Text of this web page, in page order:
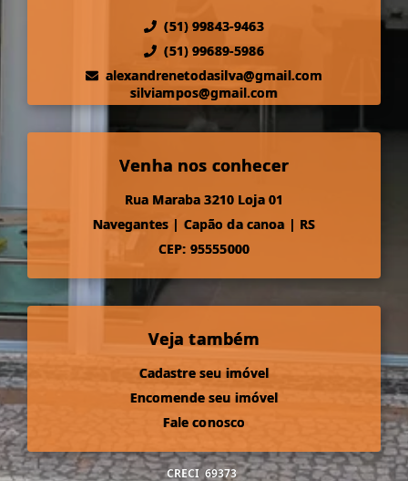
(51) 99843-9463
(51) 99689-5986
alexandrenetodasilva@gmail.com
silviampos@gmail.com
Venha nos conhecer
Rua Maraba 3210 Loja 01
Navegantes | Capão da canoa | RS
CEP: 95555000
Veja também
Cadastre seu imóvel
Encomende seu imóvel
Fale conosco
CRECI 69373